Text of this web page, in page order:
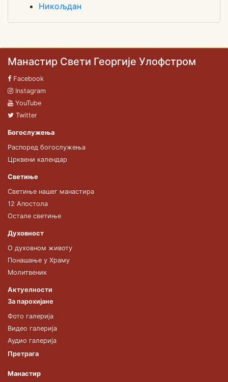
Никољдан
Манастир Свети Георгије Улофстром
Facebook
Instagram
YouTube
Twitter
Богослужења
Распоред богослужења
Црквени календар
Светиње
Светиње нашег манастира
12 Апостола
Остале светиње
Духовност
О духовном животу
Понашање у Храму
Молитвеник
Актуелности
За парохијане
Фото галерија
Видео галерија
Аудио галерија
Претрага
Манастир